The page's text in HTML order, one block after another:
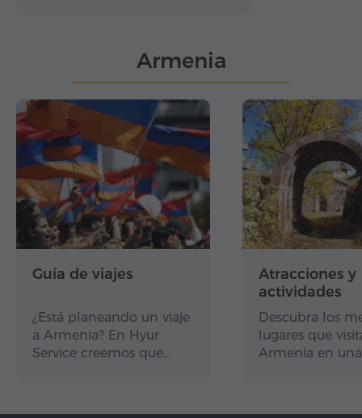
Armenia
Guía de viajes
¿Está planeando un viaje
a Armenia? En Hyur
Service creemos que…
Atracciones y
actividades
Descubra los
lugares que
Armenia en